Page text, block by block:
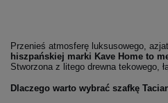
Przenieś atmosferę luksusowego,
hiszpańskiej marki Kave Home to
Stworzona z litego drewna tekowego,
Dlaczego warto wybrać szafkę